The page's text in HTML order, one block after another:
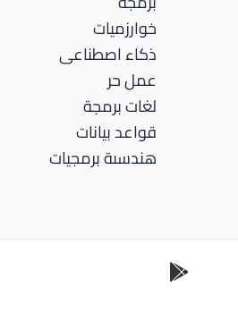
خوارزميات
ذكاء اصطناعى
عمل حر
لغات برمجة
قواعد بيانات
هندسىة برمجيات